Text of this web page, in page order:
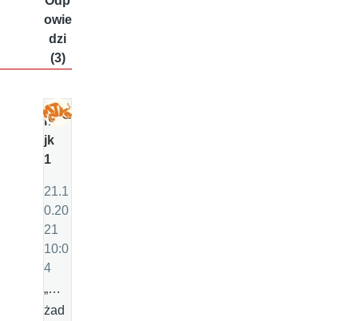
owie
dzi
(3)
m
jk
1
21.1
0.20
21
10:0
4
„…
żad